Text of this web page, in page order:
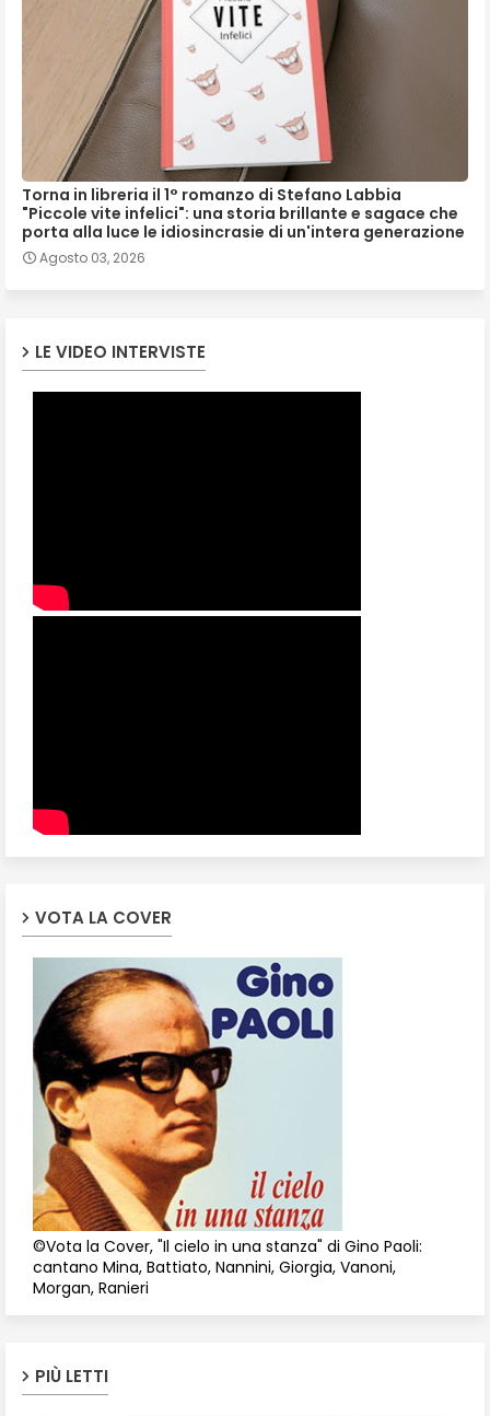
Torna in libreria il 1° romanzo di Stefano Labbia
"Piccole vite infelici": una storia brillante e sagace che
porta alla luce le idiosincrasie di un'intera generazione
Agosto 03, 2026
LE VIDEO INTERVISTE
VOTA LA COVER
©Vota la Cover, "Il cielo in una stanza" di Gino Paoli:
cantano Mina, Battiato, Nannini, Giorgia, Vanoni,
Morgan, Ranieri
PIÙ LETTI